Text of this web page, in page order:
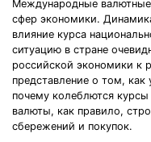
Международные
сфер экономики.
влияние курса
ситуацию в стране
российской экономики к
представление о том, как
почему колеблются
валюты, как правило,
сбережений и покупок.